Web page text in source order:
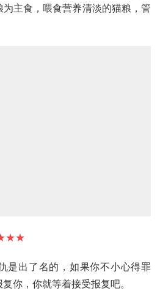
主食，喂食营养清淡的猫粮，管
是出了名的，如果你不小心得罪
你，你就等着接受报复吧。